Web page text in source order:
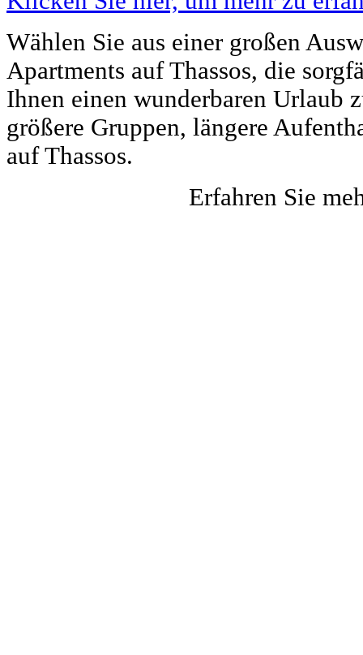
Wählen Sie aus einer großen
Apartments auf Thassos, die
Ihnen einen wunderbaren Urlaub
größere Gruppen, längere
auf Thassos.
Erfahren Sie